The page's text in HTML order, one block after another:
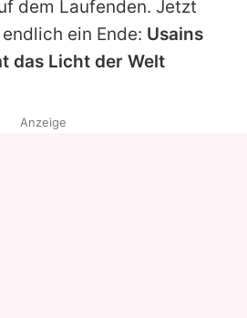
dem Laufenden. Jetzt
ein Ende: Usains
das Licht der Welt
Anzeige